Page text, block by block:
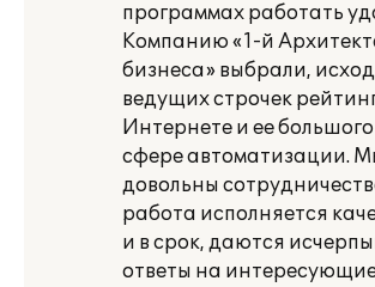
программах работать
Компанию «1-й
бизнеса» выбрали,
ведущих строчек
Интернете и ее
сфере автоматизации.
довольны
работа исполняется
и в срок, даются
ответы на